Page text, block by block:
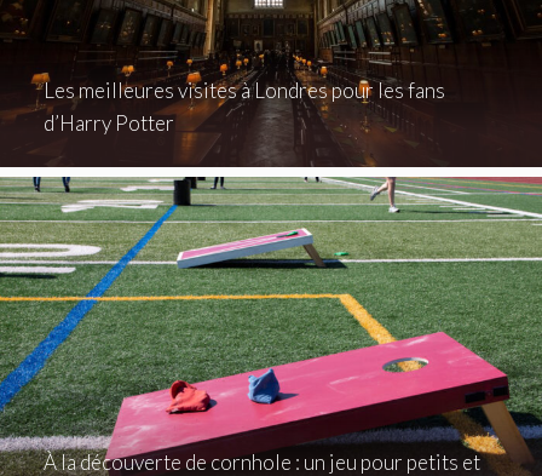
Les meilleures visites à Londres pour les fans
d’Harry Potter
À la découverte de cornhole : un jeu pour petits et